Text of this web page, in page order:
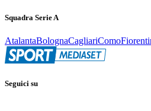
Squadra Serie A
AtalantaBolognaCagliariComo
Seguici su